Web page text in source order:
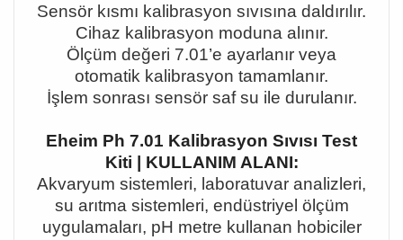
Sensör kısmı kalibrasyon sıvısına daldırılır.
Cihaz kalibrasyon moduna alınır.
Ölçüm değeri 7.01’e ayarlanır veya
otomatik kalibrasyon tamamlanır.
İşlem sonrası sensör saf su ile durulanır.
Eheim Ph 7.01 Kalibrasyon Sıvısı Test
Kiti | KULLANIM ALANI:
Akvaryum sistemleri, laboratuvar analizleri,
su arıtma sistemleri, endüstriyel ölçüm
uygulamaları, pH metre kullanan hobiciler